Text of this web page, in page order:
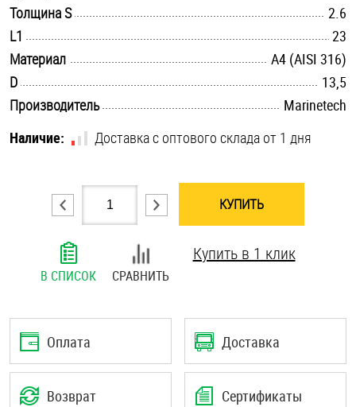
Такелаж
Хомуты
Шайбы
Шпильки
Штифты и пальцы
Толщина S
2.6
L1
23
Материал
A4 (AISI 316)
D
13,5
Производитель
Marinetech
Наличие:
Доставка с оптового склада от 1 дня
КУПИТЬ
В СПИСОК СРАВНИТЬ
Купить в 1 клик
Оплата Доставка
Возврат Сертификаты